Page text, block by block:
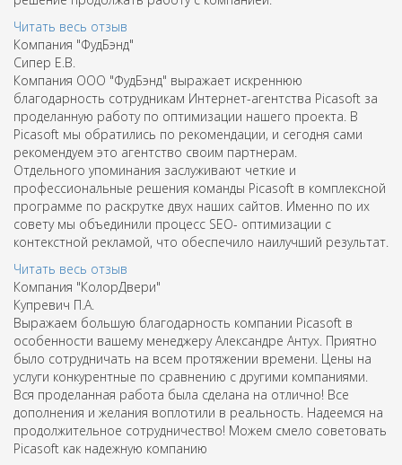
Читать весь отзыв
Компания "ФудБэнд"
Сипер Е.В.
Компания ООО "ФудБэнд" выражает искреннюю
благодарность сотрудникам Интернет-агентства Picasoft за
проделанную работу по оптимизации нашего проекта. В
Picasoft мы обратились по рекомендации, и сегодня сами
рекомендуем это агентство своим партнерам.
Отдельного упоминания заслуживают четкие и
профессиональные решения команды Picasoft в комплексной
программе по раскрутке двух наших сайтов. Именно по их
совету мы объединили процесс SEO- оптимизации с
контекстной рекламой, что обеспечило наилучший результат.
Читать весь отзыв
Компания "КолорДвери"
Купревич П.А.
Выражаем большую благодарность компании Picasoft в
особенности вашему менеджеру Александре Антух. Приятно
было сотрудничать на всем протяжении времени. Цены на
услуги конкурентные по сравнению с другими компаниями.
Вся проделанная работа была сделана на отлично! Все
дополнения и желания воплотили в реальность. Надеемся на
продолжительное сотрудничество! Можем смело советовать
Picasoft как надежную компанию